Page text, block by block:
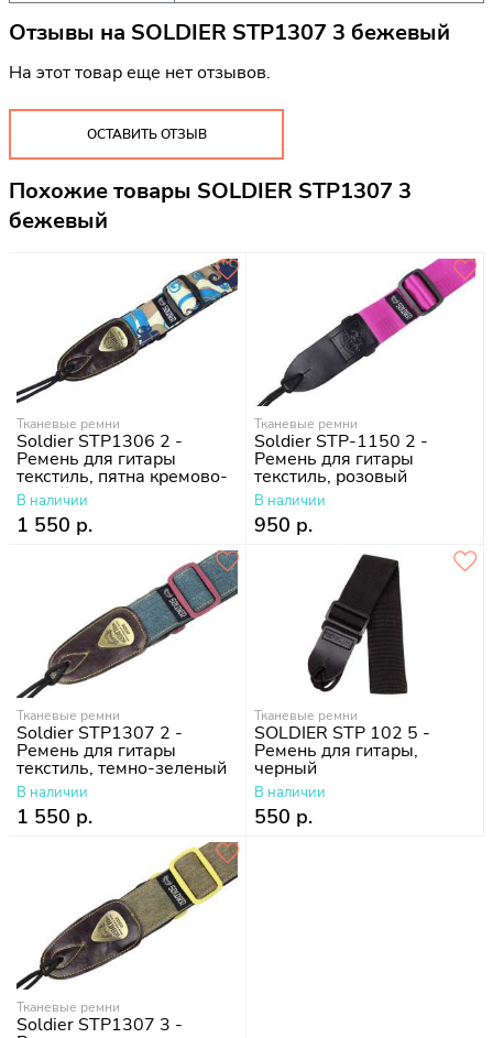
Отзывы на SOLDIER STP1307 3 бежевый
На этот товар еще нет отзывов.
ОСТАВИТЬ ОТЗЫВ
Похожие товары SOLDIER STP1307 3
бежевый
Тканевые ремни
Soldier STP1306 2 -
Ремень для гитары
текстиль, пятна кремово-
кофейные
В наличии
1 550 р.
Тканевые ремни
Soldier STP-1150 2 -
Ремень для гитары
текстиль, розовый
В наличии
950 р.
Тканевые ремни
Soldier STP1307 2 -
Ремень для гитары
текстиль, темно-зеленый
В наличии
1 550 р.
Тканевые ремни
SOLDIER STP 102 5 -
Ремень для гитары,
черный
В наличии
550 р.
Тканевые ремни
Soldier STP1307 3 -